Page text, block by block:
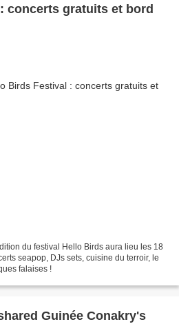
concerts gratuits et bord
du festival Hello Birds aura lieu les 18
seapop, DJs sets, cuisine du terroir, le
falaises !
Guinée Conakry's